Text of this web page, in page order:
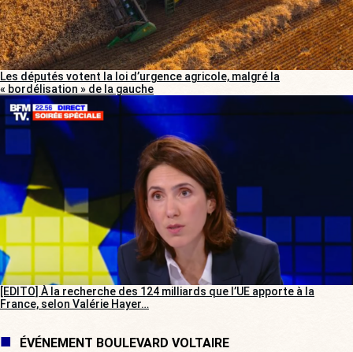
Les députés votent la loi d’urgence agricole, malgré la
« bordélisation » de la gauche
[EDITO] À la recherche des 124 milliards que l’UE apporte à la
France, selon Valérie Hayer…
ÉVÉNEMENT BOULEVARD VOLTAIRE